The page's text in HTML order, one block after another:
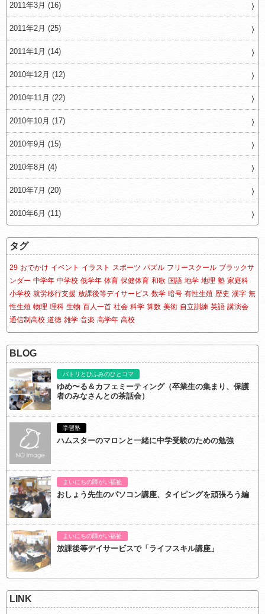
2011年3月 (16)
2011年2月 (25)
2011年1月 (14)
2010年12月 (12)
2010年11月 (22)
2010年10月 (17)
2010年9月 (15)
2010年8月 (4)
2010年7月 (20)
2010年6月 (11)
タグ
29 おでかけ イベント イラスト スポーツ パズル フリースクール ブラックサ
ンダー 中学年 中学校 低学年 体育 保健体育 和歌 国語 地学 地理 塾 家庭科
小学校 就労移行支援 放課後等デイサービス 数学 暗号 有性生殖 歴史 漢字 無
性生殖 物理 理科 生物 百人一首 社会 科学 算数 美術 自立訓練 英語 講演会
通信制高校 道徳 雑学 音楽 高学年 高校
BLOG
パトリとひふみのひとコマ
ゆめ〜る＆カフェミーティング（卒業生の集まり、保護
者のみなさんとの茶話会）
学習塾
ハムスターのマロンと一緒に中学受験のための勉強
まいにちの障がい福祉
おしょう先生のパソコン講座、タイピングを頑張ろう編
まいにちの障がい福祉
放課後等デイサービスで「ライフスキル講座」
LINK